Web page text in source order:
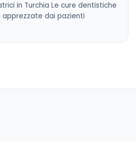
in Turchia Le cure dentistiche
apprezzate dai pazienti